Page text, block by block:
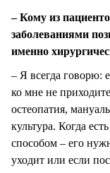
– Кому из
заболеваниями
именно
– Я всегда говорю:
ко мне не
остеопатия,
культура. Когда
способом – его
уходит или если